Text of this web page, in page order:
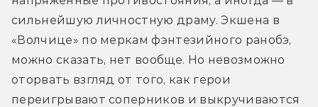
сильнейшую личностную драму. Экшена в
«Волчице» по меркам фэнтезийного ранобэ,
можно сказать, нет вообще. Но невозможно
оторвать взгляд от того, как герои
переигрывают соперников и выкручиваются